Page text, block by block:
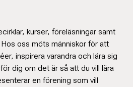
kurser, föreläsningar samt
oss möts människor för att
inspirera varandra och lära sig
dig om det är så att du vill lära
en förening som vill